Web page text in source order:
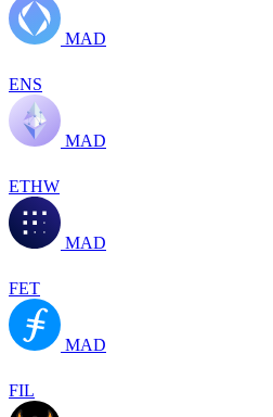
MAD
ENS
MAD
ETHW
MAD
FET
MAD
FIL